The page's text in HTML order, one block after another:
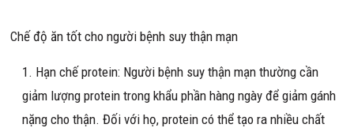
Chế độ ăn tốt cho người bệnh suy thận mạn
Hạn chế protein: Người bệnh suy thận mạn thường cần
giảm lượng protein trong khẩu phần hàng ngày để giảm gánh
nặng cho thận. Đối với họ, protein có thể tạo ra nhiều chất